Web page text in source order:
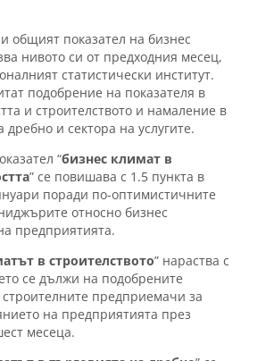
общият показател на бизнес
нивото си от предходния месец,
статистически институт.
подобрение на показателя в
и строителството и намаление в
дребно и сектора на услугите.
“бизнес климат в
” се повишава с 1.5 пункта в
поради по-оптимистичните
относно бизнес
предприятията.
в строителството” нараства с
се дължи на подобрените
предприемачи за
на предприятията през
месеца.